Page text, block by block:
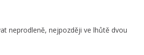
neprodleně, nejpozději ve lhůtě dvou